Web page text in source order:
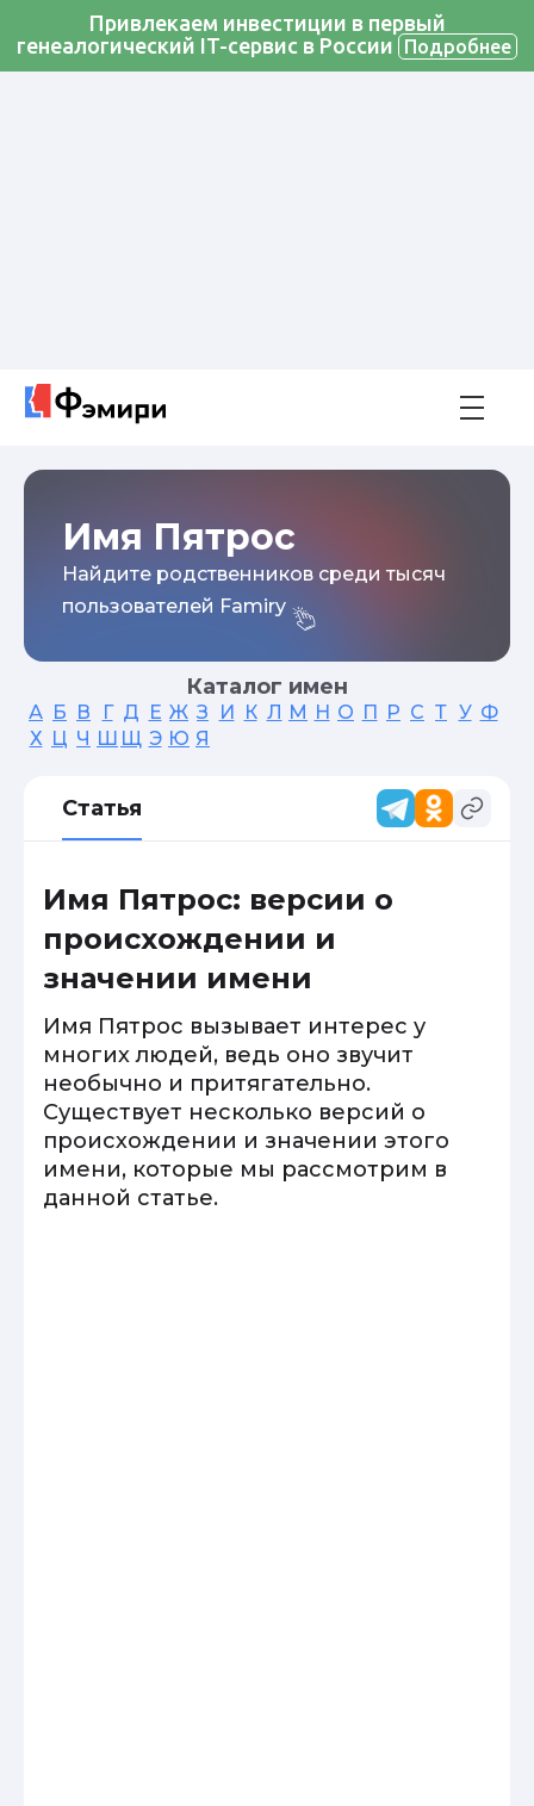
Привлекаем инвестиции в первый
генеалогический IT-сервис в России
Подробнее
Имя Пятрос
Найдите родственников среди тысяч
пользователей Famiry
Каталог имен
А Б В Г Д Е Ж З И К Л М Н О П Р С Т У Ф
Х Ц Ч Ш Щ Э Ю Я
Статья
Имя Пятрос: версии о
происхождении и
значении имени
Имя Пятрос вызывает интерес у
многих людей, ведь оно звучит
необычно и притягательно.
Существует несколько версий о
происхождении и значении этого
имени, которые мы рассмотрим в
данной статье.